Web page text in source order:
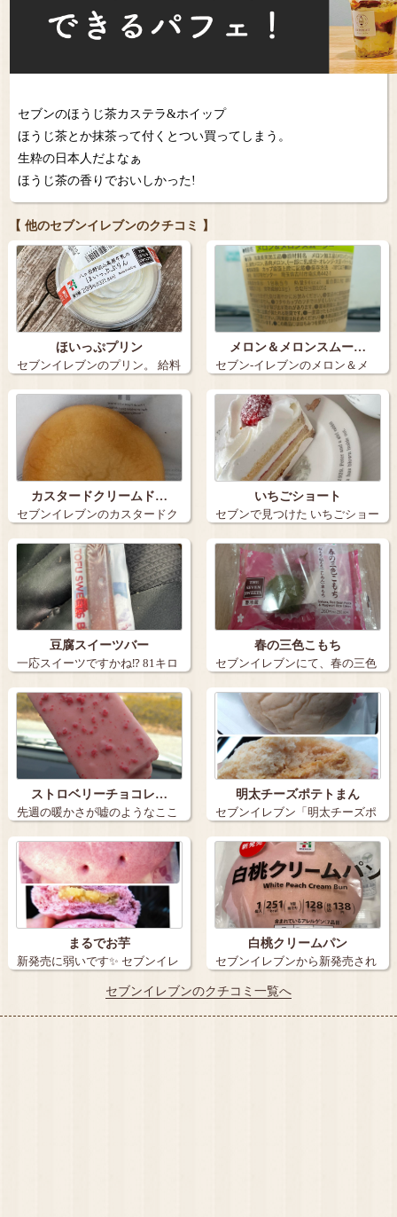
セブンのほうじ茶カステラ&ホイップ
ほうじ茶とか抹茶って付くとつい買ってしまう。
生粋の日本人だよなぁ
ほうじ茶の香りでおいしかった!
【 他のセブンイレブンのクチコミ 】
ほいっぷプリン
セブンイレブンのプリン。 給料
日で小銭…
メロン＆メロンスムー…
セブン-イレブンのメロン＆メ
ロンスムージ…
カスタードクリームド…
セブンイレブンのカスタードク
リームドーナ…
いちごショート
セブンで見つけた いちごショー
ト ヤ…
豆腐スイーツバー
一応スイーツですかね⁉️ 81キロ
カロ…
春の三色こもち
セブンイレブンにて、春の三色
こもち、桜も…
ストロベリーチョコレ…
先週の暖かさが嘘のようなここ
数日ですが新…
明太チーズポテトまん
セブンイレブン「明太チーズポ
テトまん」 …
まるでお芋
新発売に弱いです✨ セブンイレ
白桃クリームパン
セブンイレブンから新発売され
た、白桃クリ…
セブンイレブンのクチコミ一覧へ